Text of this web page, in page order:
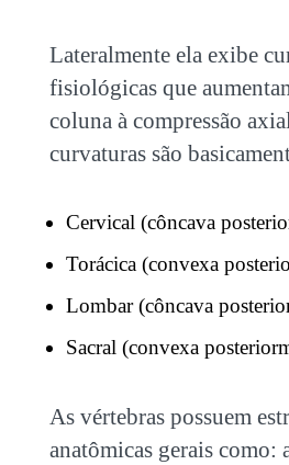
Lateralmente ela exibe
fisiológicas que
coluna à compressão
curvaturas são
Cervical (côncava
Torácica (convexa
Lombar (côncava
Sacral (convexa
As vértebras possuem
anatômicas gerais como: